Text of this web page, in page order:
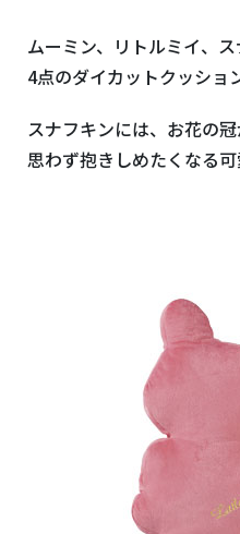
ムーミン、リトルミイ、
4点のダイカットクッショ
スナフキンには、お花の
思わず抱きしめたくなる可